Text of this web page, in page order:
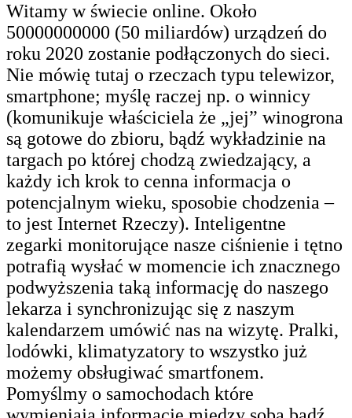
Witamy w świecie online. Około
50000000000 (50 miliardów) urządzeń do
roku 2020 zostanie podłączonych do sieci.
Nie mówię tutaj o rzeczach typu telewizor,
smartphone; myślę raczej np. o winnicy
(komunikuje właściciela że „jej” winogrona
są gotowe do zbioru, bądź wykładzinie na
targach po której chodzą zwiedzający, a
każdy ich krok to cenna informacja o
potencjalnym wieku, sposobie chodzenia –
to jest Internet Rzeczy). Inteligentne
zegarki monitorujące nasze ciśnienie i tętno
potrafią wysłać w momencie ich znacznego
podwyższenia taką informację do naszego
lekarza i synchronizując się z naszym
kalendarzem umówić nas na wizytę. Pralki,
lodówki, klimatyzatory to wszystko już
możemy obsługiwać smartfonem.
Pomyślmy o samochodach które